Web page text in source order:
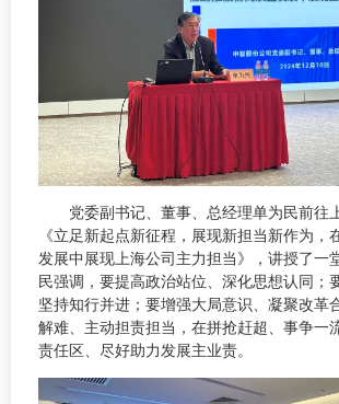
党委副书记、董事、总经理单为民前往
《立足新起点新征程，展现新担当新作为，
发展中展现上海公司主力担当》，讲授了一
民强调，要提高政治站位、深化思想认同；
坚持知行并进；要增强大局意识、凝聚改革
解难、主动担责担当，在拼抢赶超、事争一
责任区、尽好助力发展主业责。